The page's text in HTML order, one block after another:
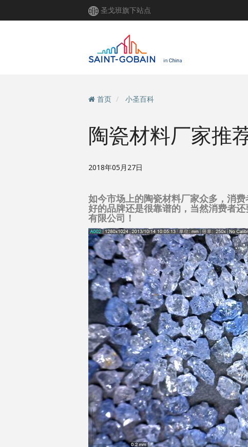
圣戈班旗下站点
首页 小圣百科
陶瓷材料厂家推
2018年05月27日
如今市场上的陶瓷材料厂家众多，消
好的品牌还是很靠谱的，当然消费者
有限公司！